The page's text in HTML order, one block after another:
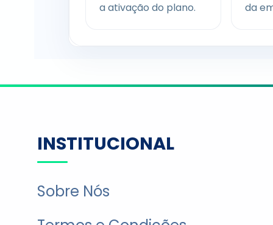
a ativação do plano.
da
INSTITUCIONAL
Sobre Nós